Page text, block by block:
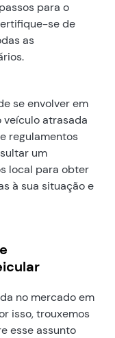
para o
se de
as
se envolver em
veículo atrasada
regulamentos
um
local para obter
à sua situação e
no mercado em
isso, trouxemos
esse assunto